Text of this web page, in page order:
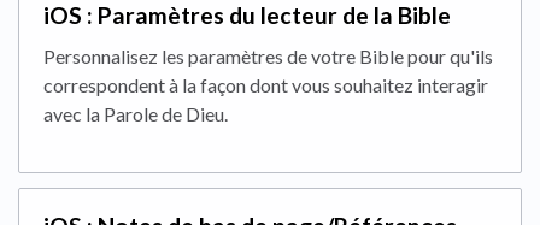
iOS : Paramètres du lecteur de la Bible
Personnalisez les paramètres de votre Bible pour qu'ils
correspondent à la façon dont vous souhaitez interagir
avec la Parole de Dieu.